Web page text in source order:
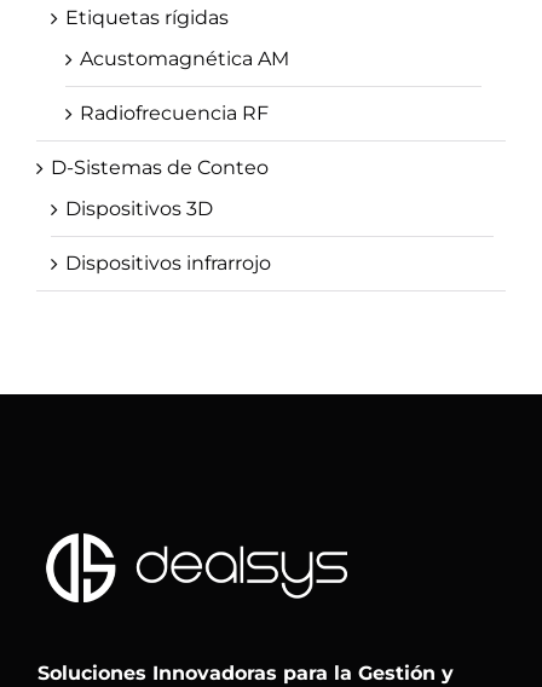
Etiquetas rígidas
Acustomagnética AM
Radiofrecuencia RF
D-Sistemas de Conteo
Dispositivos 3D
Dispositivos infrarrojo
Soluciones Innovadoras para la Gestión y